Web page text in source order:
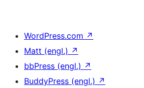
WordPress.com ↗
Matt (engl.) ↗
bbPress (engl.) ↗
BuddyPress (engl.) ↗